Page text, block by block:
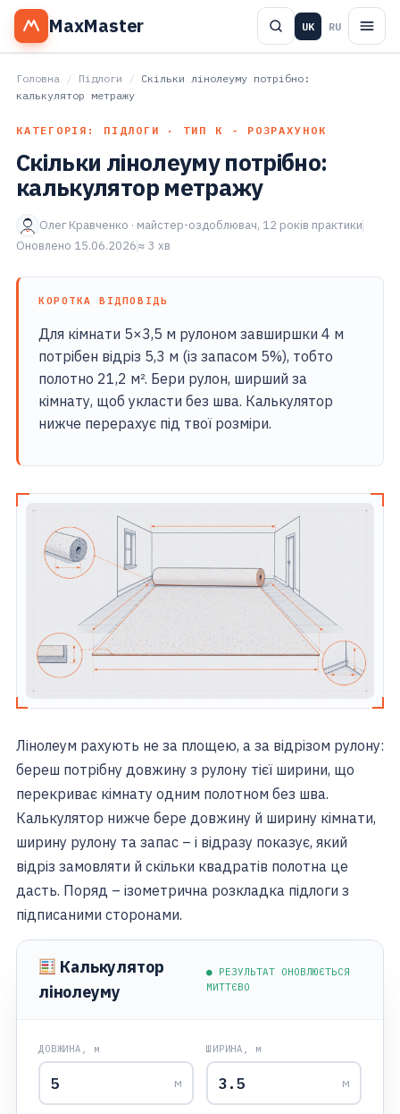
MaxMaster UK RU
Головна / Підлоги / Скільки лінолеуму потрібно:
калькулятор метражу
КАТЕГОРІЯ: ПІДЛОГИ · ТИП К - РОЗРАХУНОК
Скільки лінолеуму потрібно:
калькулятор метражу
Олег Кравченко · майстер-оздоблювач, 12 років практики
Оновлено 15.06.2026≈ 3 хв
КОРОТКА ВІДПОВІДЬ
Для кімнати 5×3,5 м рулоном завширшки 4 м
потрібен відріз 5,3 м (із запасом 5%), тобто
полотно 21,2 м². Бери рулон, ширший за
кімнату, щоб укласти без шва. Калькулятор
нижче перерахує під твої розміри.
Лінолеум рахують не за площею, а за відрізом рулону:
береш потрібну довжину з рулону тієї ширини, що
перекриває кімнату одним полотном без шва.
Калькулятор нижче бере довжину й ширину кімнати,
ширину рулону та запас – і відразу показує, який
відріз замовляти й скільки квадратів полотна це
дасть. Поряд – ізометрична розкладка підлоги з
підписаними сторонами.
Калькулятор
лінолеуму
● РЕЗУЛЬТАТ ОНОВЛЮЄТЬСЯ
МИТТЄВО
ДОВЖИНА, м
м
ШИРИНА, м
м